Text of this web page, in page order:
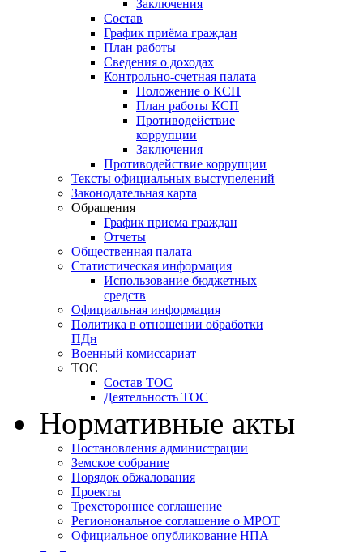
Заключения
Состав
График приёма граждан
План работы
Сведения о доходах
Контрольно-счетная палата
Положение о КСП
План работы КСП
Противодействие
коррупции
Заключения
Противодействие коррупции
Тексты официальных выступелений
Законодательная карта
Обращения
График приема граждан
Отчеты
Общественная палата
Статистическая информация
Использование бюджетных
средств
Официальная информация
Политика в отношении обработки
ПДн
Военный комиссариат
ТОС
Состав ТОС
Деятельность ТОС
Нормативные акты
Постановления администрации
Земское собрание
Порядок обжалования
Проекты
Трехстороннее соглашение
Регионональное соглашение о МРОТ
Официальное опубликование НПА